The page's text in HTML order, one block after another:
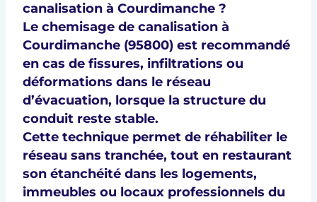
canalisation à Courdimanche ?
Le chemisage de canalisation à
Courdimanche (95800) est recommandé
en cas de fissures, infiltrations ou
déformations dans le réseau
d’évacuation, lorsque la structure du
conduit reste stable.
Cette technique permet de réhabiliter le
réseau sans tranchée, tout en restaurant
son étanchéité dans les logements,
immeubles ou locaux professionnels du